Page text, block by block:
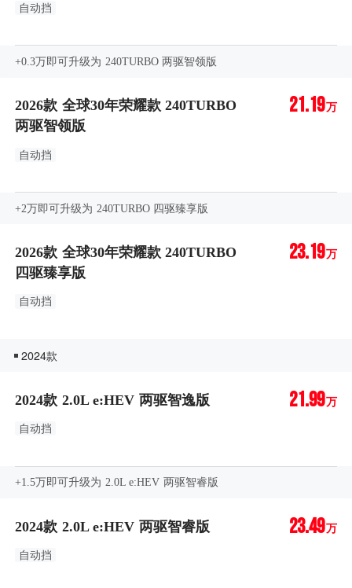
自动挡
+0.3万即可升级为 240TURBO 两驱智领版
2026款 全球30年荣耀款 240TURBO
两驱智领版
21.19万
自动挡
+2万即可升级为 240TURBO 四驱臻享版
2026款 全球30年荣耀款 240TURBO
四驱臻享版
23.19万
自动挡
2024款
2024款 2.0L e:HEV 两驱智逸版 21.99万
自动挡
+1.5万即可升级为 2.0L e:HEV 两驱智睿版
2024款 2.0L e:HEV 两驱智睿版 23.49万
自动挡